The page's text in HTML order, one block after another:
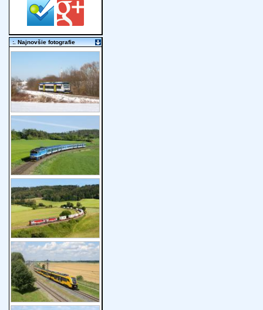
:. Najnovšie fotografie